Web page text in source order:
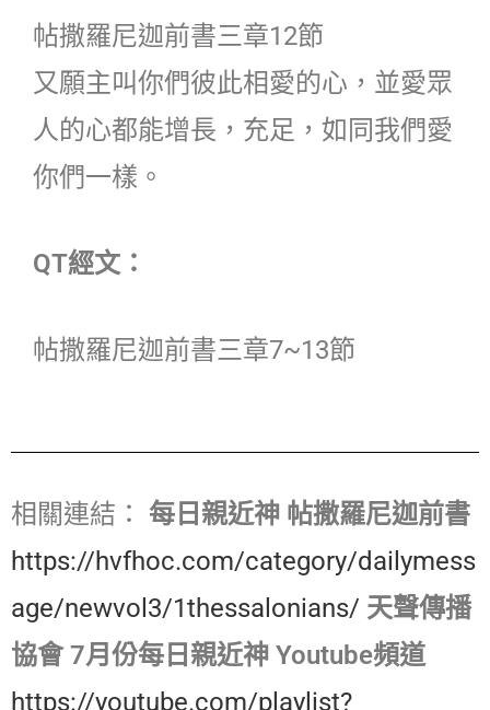
帖撒羅尼迦前書三章12節
又願主叫你們彼此相愛的心，並愛眾
人的心都能增長，充足，如同我們愛
你們一樣。
QT經文：
帖撒羅尼迦前書三章7~13節
相關連結： 每日親近神 帖撒羅尼迦前書
https://hvfhoc.com/category/dailymess
age/newvol3/1thessalonians/ 天聲傳播
協會 7月份每日親近神 Youtube頻道
https://youtube.com/playlist?